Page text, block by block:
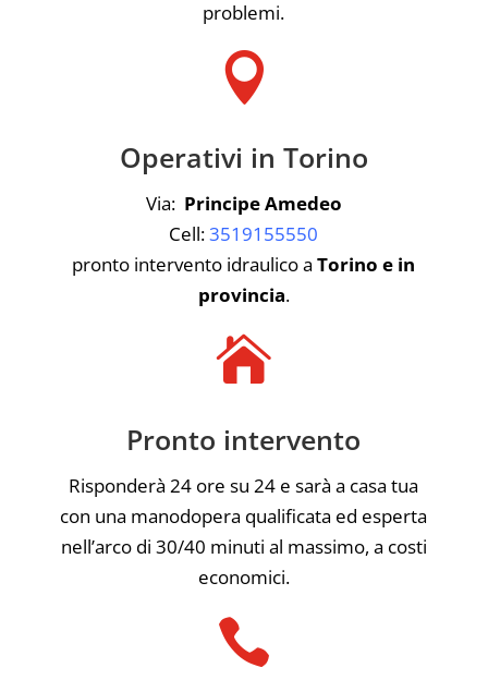
problemi.

Operativi in Torino
Via: Principe Amedeo
Cell:3519155550
pronto intervento idraulico aTorino e in
provincia.

Pronto intervento
Risponderà 24 ore su 24 e sarà a casa tua
con una manodopera qualificata ed esperta
nell’arco di 30/40 minuti al massimo, a costi
economici.
